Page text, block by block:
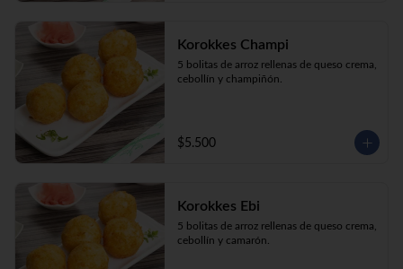
Korokkes Champi
5 bolitas de arroz rellenas de queso crema,
cebollín y champiñón.
$5.500
Korokkes Ebi
5 bolitas de arroz rellenas de queso crema,
cebollín y camarón.